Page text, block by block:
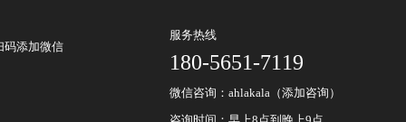
码添加微信
服务热线
180-5651-7119
微信咨询：ahlakala（添加咨询）